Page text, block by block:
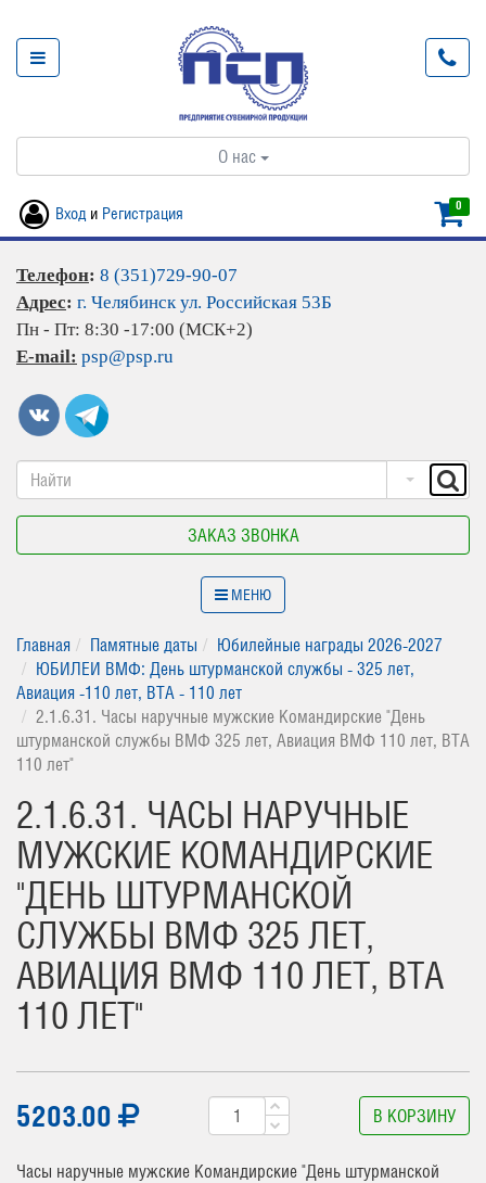
О нас
0
Вход и Регистрация
Телефон: 8 (351)729-90-07
Адрес: г. Челябинск ул. Российская 53Б
Пн - Пт: 8:30 -17:00 (МСК+2)
E-mail: psp@psp.ru
ЗАКАЗ ЗВОНКА
МЕНЮ
Главная Памятные даты
Юбилейные награды 2026-2027
ЮБИЛЕИ ВМФ: День штурманской службы - 325 лет,
Авиация -110 лет, ВТА - 110 лет
2.1.6.31. Часы наручные мужские Командирские "День
штурманской службы ВМФ 325 лет, Авиация ВМФ 110 лет, ВТА
110 лет"
2.1.6.31. ЧАСЫ НАРУЧНЫЕ
МУЖСКИЕ КОМАНДИРСКИЕ
"ДЕНЬ ШТУРМАНСКОЙ
СЛУЖБЫ ВМФ 325 ЛЕТ,
АВИАЦИЯ ВМФ 110 ЛЕТ, ВТА
110 ЛЕТ"
5203.00 В КОРЗИНУ
Часы наручные мужские Командирские "День штурманской